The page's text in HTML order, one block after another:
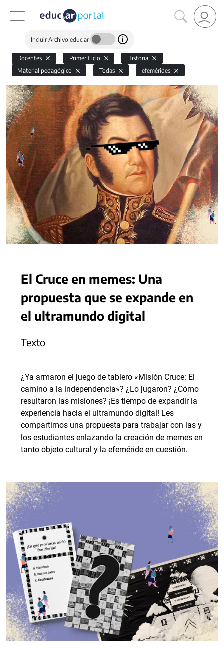
Incluir Archivo educ.ar
Docentes Primer Ciclo
Historia
Material pedagógico
Todas efemérides
El Cruce en memes: Una
propuesta que se expande en
el ultramundo digital
Texto
¿Ya armaron el juego de tablero «Misión Cruce: El
camino a la independencia»? ¿Lo jugaron? ¿Cómo
resultaron las misiones? ¡Es tiempo de expandir la
experiencia hacia el ultramundo digital! Les
compartimos una propuesta para trabajar con las y
los estudiantes enlazando la creación de memes en
tanto objeto cultural y la efeméride en cuestión.